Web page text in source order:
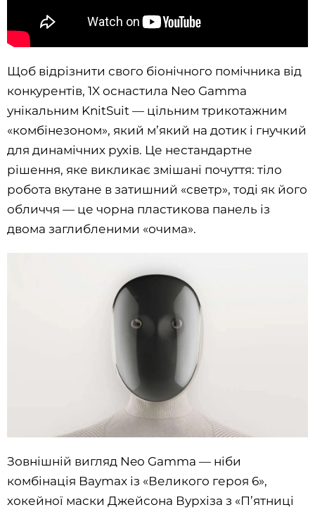
Щоб відрізнити свого біонічного помічника від
конкурентів, 1X оснастила Neo Gamma
унікальним KnitSuit — цільним трикотажним
«комбінезоном», який м’який на дотик і гнучкий
для динамічних рухів. Це нестандартне
рішення, яке викликає змішані почуття: тіло
робота вкутане в затишний «светр», тоді як його
обличчя — це чорна пластикова панель із
двома заглибленими «очима».
Зовнішній вигляд Neo Gamma — ніби
комбінація Baymax із «Великого героя 6»,
хокейної маски Джейсона Вурхіза з «П’ятниці